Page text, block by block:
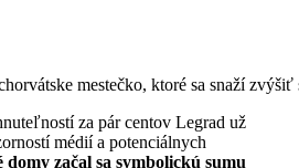
mestečko, ktoré sa snaží
za pár centov Legrad už
médií a potenciálnych
domy začal sa symbolickú sumu